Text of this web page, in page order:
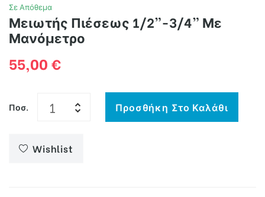
Σε Απόθεμα
Μειωτής Πιέσεως 1/2”-3/4” Με
Μανόμετρο
55,00 €
Ποσ. Προσθήκη Στο Καλάθι
Wishlist